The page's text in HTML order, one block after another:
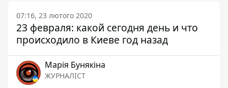
07:16, 23 лютого 2020
23 февраля: какой сегодня день и что
происходило в Киеве год назад
Марія Бунякіна
ЖУРНАЛІСТ